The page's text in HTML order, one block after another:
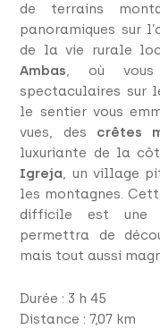
de terrains
panoramiques sur
de la vie rurale
Ambas, où vous
spectaculaires sur
le sentier vous
vues, des crêtes
luxuriante de la
Igreja, un village
les montagnes.
difficile est une
permettra de
mais tout aussi
Durée : 3 h 45
Distance : 7,07 km